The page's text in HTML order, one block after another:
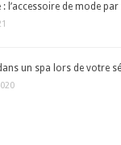
l’accessoire de mode par
un spa lors de votre